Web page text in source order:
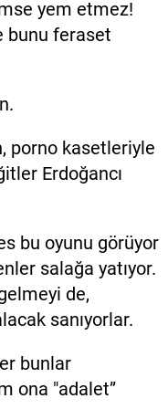
yem etmez!
bunu feraset
porno kasetleriyle
Erdoğancı
bu oyunu görüyor
salağa yatıyor.
de,
sanıyorlar.
bunlar
ona "adalet”